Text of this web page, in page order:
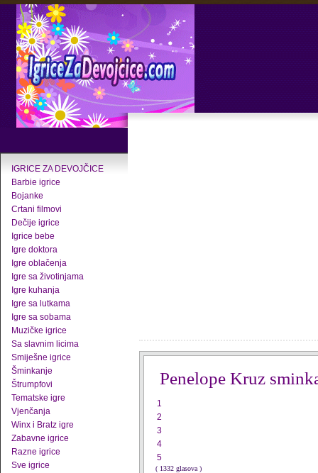
IGRICE ZA DEVOJČICE
Barbie igrice
Bojanke
Crtani filmovi
Dečije igrice
Igrice bebe
Igre doktora
Igre oblačenja
Igre sa životinjama
Igre kuhanja
Igre sa lutkama
Igre sa sobama
Muzičke igrice
Sa slavnim licima
Smiješne igrice
Šminkanje
Štrumpfovi
Tematske igre
Vjenčanja
Winx i Bratz igre
Zabavne igrice
Razne igrice
Sve igrice
Penelope Kruz
1
2
3
4
5
( 1332 glasova )